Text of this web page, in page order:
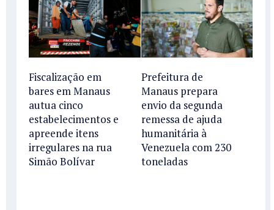
Fiscalização em
bares em Manaus
autua cinco
estabelecimentos e
apreende itens
irregulares na rua
Simão Bolívar
Prefeitura de
Manaus prepara
envio da segunda
remessa de ajuda
humanitária à
Venezuela com 230
toneladas